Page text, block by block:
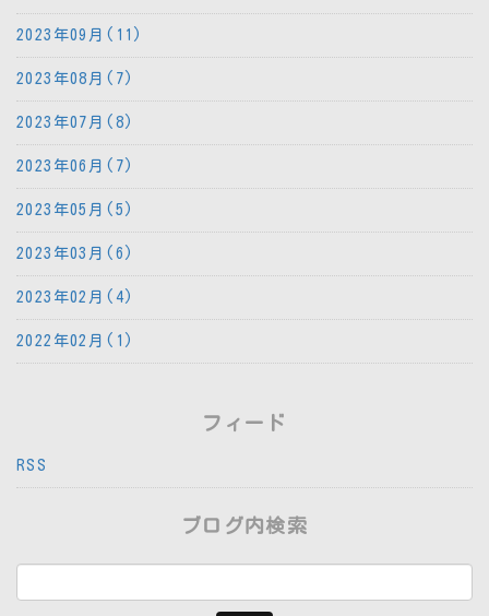
2023年09月(11)
2023年08月(7)
2023年07月(8)
2023年06月(7)
2023年05月(5)
2023年03月(6)
2023年02月(4)
2022年02月(1)
フィード
RSS
ブログ内検索